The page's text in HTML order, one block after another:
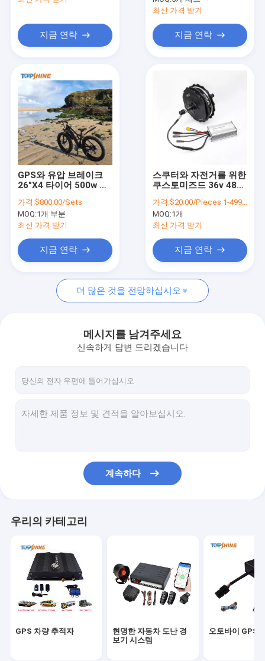
제품
비디오
우리 에 관한 것
공장 투어
저희와 연락
뉴스
인용 을 요청 하십시오
현명한 자동차 도난 경보기 시스템
오토바이 GPS 추적자
GPS 추적자 부속물
GPS 차량 추적
GPS 자동차 추적
에아이크 GPS 추적자
전기 자전거 제어기
지금 연락
최신 가격 받기
지금 연락
GPS와 유압 브레이크
26"X4 타이어 500w 광
에아이크가 LCD를 위치
시킵니다
가격:$800.00/Sets
MOQ:1개 부분
최신 가격 받기
지금 연락
스쿠터와 자전거를 위한
쿠스토미즈드 36v 48v
이 자전거 제어기
가격:$20.00/Pieces 1-499 Pieces
MOQ:1개
최신 가격 받기
지금 연락
더 많은 것을 전망하십시오
메시지를 남겨주세요
신속하게 답변 드리겠습니다
계속하다
우리의 카테고리
GPS 차량 추적자
현명한 자동차 도난 경
보기 시스템
오토바이 GPS